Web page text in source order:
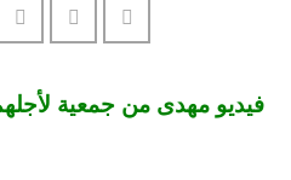
فيديو مهدى من جمعية